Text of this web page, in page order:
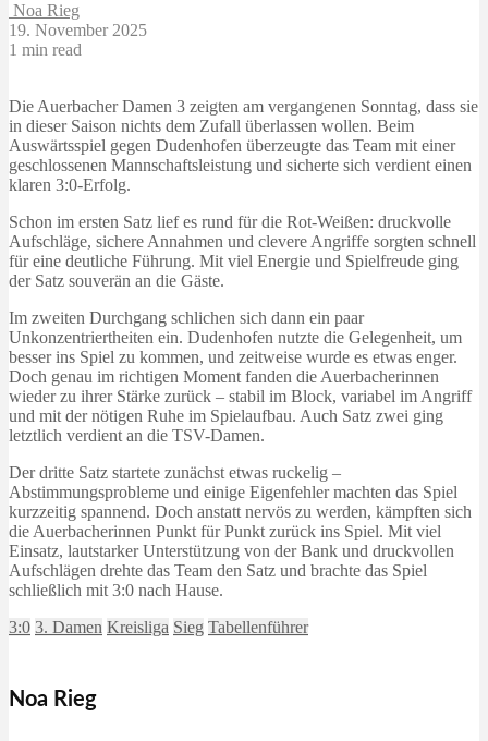
Noa Rieg
19. November 2025
1 min read
Die Auerbacher Damen 3 zeigten am vergangenen Sonntag, dass sie
in dieser Saison nichts dem Zufall überlassen wollen. Beim
Auswärtsspiel gegen Dudenhofen überzeugte das Team mit einer
geschlossenen Mannschaftsleistung und sicherte sich verdient einen
klaren 3:0-Erfolg.
Schon im ersten Satz lief es rund für die Rot-Weißen: druckvolle
Aufschläge, sichere Annahmen und clevere Angriffe sorgten schnell
für eine deutliche Führung. Mit viel Energie und Spielfreude ging
der Satz souverän an die Gäste.
Im zweiten Durchgang schlichen sich dann ein paar
Unkonzentriertheiten ein. Dudenhofen nutzte die Gelegenheit, um
besser ins Spiel zu kommen, und zeitweise wurde es etwas enger.
Doch genau im richtigen Moment fanden die Auerbacherinnen
wieder zu ihrer Stärke zurück – stabil im Block, variabel im Angriff
und mit der nötigen Ruhe im Spielaufbau. Auch Satz zwei ging
letztlich verdient an die TSV-Damen.
Der dritte Satz startete zunächst etwas ruckelig –
Abstimmungsprobleme und einige Eigenfehler machten das Spiel
kurzzeitig spannend. Doch anstatt nervös zu werden, kämpften sich
die Auerbacherinnen Punkt für Punkt zurück ins Spiel. Mit viel
Einsatz, lautstarker Unterstützung von der Bank und druckvollen
Aufschlägen drehte das Team den Satz und brachte das Spiel
schließlich mit 3:0 nach Hause.
3:0 3. Damen Kreisliga Sieg Tabellenführer
Noa Rieg